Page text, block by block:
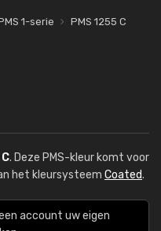
1-serie PMS 1255 C
. Deze PMS-kleur komt voor
het kleursysteem Coated.
account uw eigen